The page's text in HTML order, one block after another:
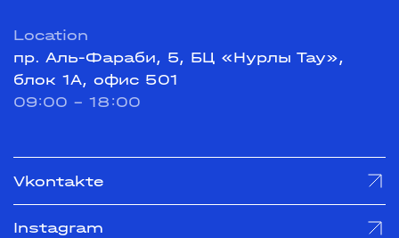
Location
пр. Аль-Фараби, 5, БЦ «Нурлы Тау»,
блок 1А, офис 501
09:00 - 18:00
Vkontakte
Instagram